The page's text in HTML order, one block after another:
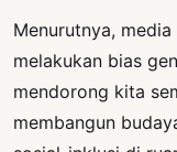
Menurutnya,
melakukan bias
mendorong kita
membangun